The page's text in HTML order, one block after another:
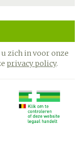
zich in voor onze
privacy policy.